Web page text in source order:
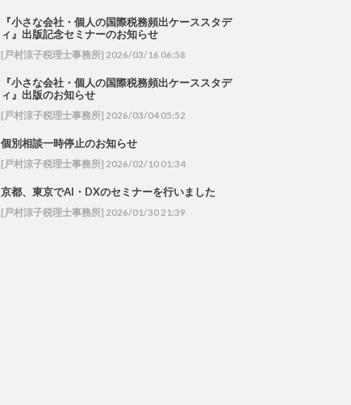
『小さな会社・個人の国際税務頻出ケーススタデ
ィ』出版記念セミナーのお知らせ
[戸村涼子税理士事務所] 2026/03/16 06:58
『小さな会社・個人の国際税務頻出ケーススタデ
ィ』出版のお知らせ
[戸村涼子税理士事務所] 2026/03/04 05:52
個別相談一時停止のお知らせ
[戸村涼子税理士事務所] 2026/02/10 01:34
京都、東京でAI・DXのセミナーを行いました
[戸村涼子税理士事務所] 2026/01/30 21:39